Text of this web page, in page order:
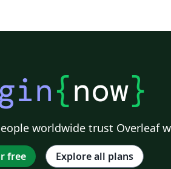
{now}
worldwide trust Overleaf
free Explore all plans